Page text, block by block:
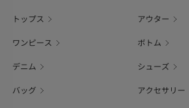
トップス アウター
ワンピース ボトム
デニム シューズ
バッグ アクセサリー